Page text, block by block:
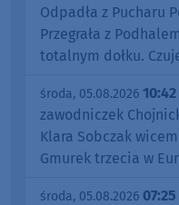
Odpadła z Pucharu
Przegrała z
totalnym dołku.
środa, 05.08.2026 10:42
zawodniczek
Klara Sobczak
Gmurek trzecia w
środa, 05.08.2026 07:25